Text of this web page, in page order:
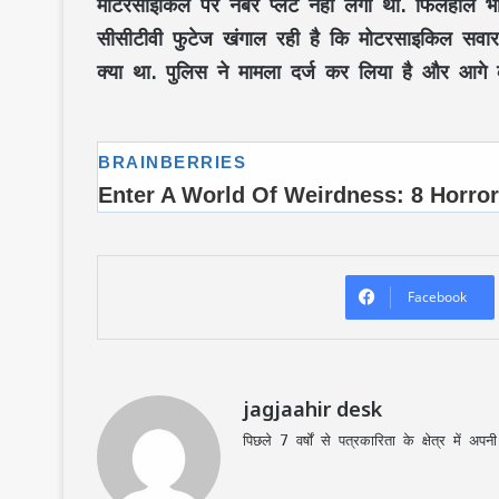
सीसीटीवी फुटेज खंगाल रही है कि मोटरसाइकिल
क्या था. पुलिस ने मामला दर्ज कर लिया है और आगे
Facebook
jagjaahir desk
पिछले 7 वर्षों से पत्रकारिता के क्षेत्र में